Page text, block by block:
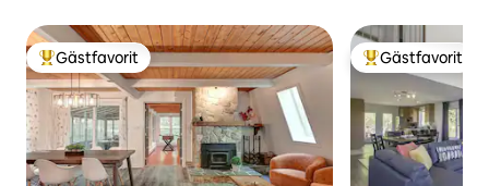
Populär gästfavorit
Gästfavorit Populär
Gästfavorit